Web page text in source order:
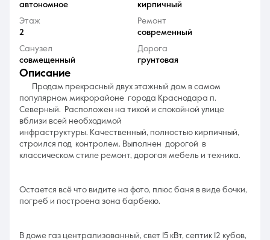
автономное
кирпичный
Этаж
2
Ремонт
современный
Санузел
совмещенный
Дорога
грунтовая
описание
Продам прекрасный двух этажный дом в самом
популярном микрорайоне города Краснодара п.
Северный. Расположен на тихой и спокойной улице
вблизи всей необходимой
инфраструктуры. Качественный, полностью кирпичный,
строился под контролем. Выполнен дорогой в
классическом стиле ремонт, дорогая мебель и техника.
Остается всё что видите на фото, плюс баня в виде бочки,
погреб и построена зона барбекю.
В доме газ централизованный, свет 15 кВт, септик 12 кубов,